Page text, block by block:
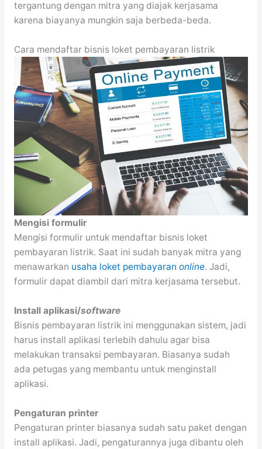
tergantung dengan mitra yang diajak kerjasama
karena biayanya mungkin saja berbeda-beda.
Cara mendaftar bisnis loket pembayaran listrik
Mengisi formulir
Mengisi formulir untuk mendaftar bisnis loket
pembayaran listrik. Saat ini sudah banyak mitra yang
menawarkan usaha loket pembayaran online. Jadi,
formulir dapat diambil dari mitra kerjasama tersebut.
Install aplikasi/software
Bisnis pembayaran listrik ini menggunakan sistem, jadi
harus install aplikasi terlebih dahulu agar bisa
melakukan transaksi pembayaran. Biasanya sudah
ada petugas yang membantu untuk menginstall
aplikasi.
Pengaturan printer
Pengaturan printer biasanya sudah satu paket dengan
install aplikasi. Jadi, pengaturannya juga dibantu oleh